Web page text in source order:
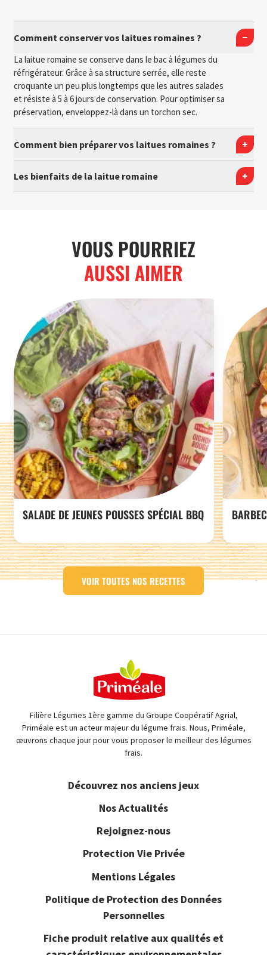
Comment conserver vos laitues romaines ?
La laitue romaine se conserve dans le bac à légumes du
réfrigérateur. Grâce à sa structure serrée, elle reste
croquante un peu plus longtemps que les autres salades
et résiste à 5 à 6 jours de conservation. Pour optimiser sa
préservation, enveloppez-là dans un torchon sec.
Comment bien préparer vos laitues romaines ?
Les bienfaits de la laitue romaine
VOUS POURRIEZ
AUSSI AIMER
SALADE DE JEUNES POUSSES SPÉCIAL BBQ
VOIR TOUTES NOS RECETTES
Filière Légumes 1ère gamme du Groupe Coopératif Agrial,
Priméale est un acteur majeur du légume frais. Nous, Priméale,
œuvrons chaque jour pour vous proposer le meilleur des légumes
frais.
Découvrez nos anciens jeux
Nos Actualités
Rejoignez-nous
Protection Vie Privée
Mentions Légales
Politique de Protection des Données
Personnelles
Fiche produit relative aux qualités et